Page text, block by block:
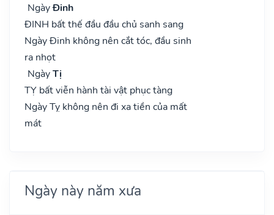
NgàyĐinh
ĐINH bất thế đầu đầu chủ sanh sang
Ngày Đinh không nên cắt tóc, đầu sinh
ra nhọt
NgàyTị
TỴ bất viễn hành tài vật phục tàng
Ngày Tỵ không nên đi xa tiền của mất
mát
Ngày này năm xưa